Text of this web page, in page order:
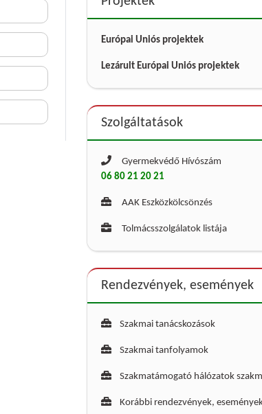
Európai Uniós projektek
Lezárult Európai Uniós projektek
Szolgáltatások
Gyermekvédő Hívószám
06 80 21 20 21
AAK Eszközkölcsönzés
Tolmácsszolgálatok listája
Rendezvények, események
Szakmai tanácskozások
Szakmai tanfolyamok
Szakmatámogató hálózatok
Korábbi rendezvények,